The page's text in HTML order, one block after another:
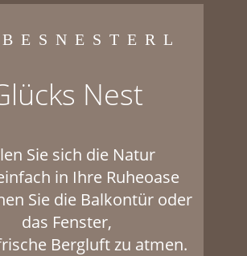
Nest
Sie sich die Natur
in Ihre Ruheoase
Sie die Balkontür oder
das Fenster,
Bergluft zu atmen.